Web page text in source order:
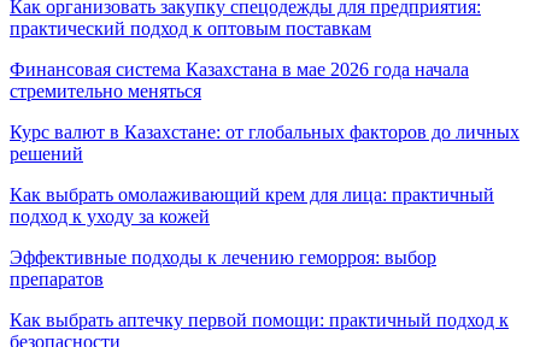
Как организовать закупку спецодежды для предприятия:
практический подход к оптовым поставкам
Финансовая система Казахстана в мае 2026 года начала
стремительно меняться
Курс валют в Казахстане: от глобальных факторов до личных
решений
Как выбрать омолаживающий крем для лица: практичный
подход к уходу за кожей
Эффективные подходы к лечению геморроя: выбор
препаратов
Как выбрать аптечку первой помощи: практичный подход к
безопасности